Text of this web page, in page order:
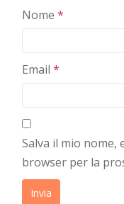
Nome *
Email *
Salva il mio nome,
browser per la